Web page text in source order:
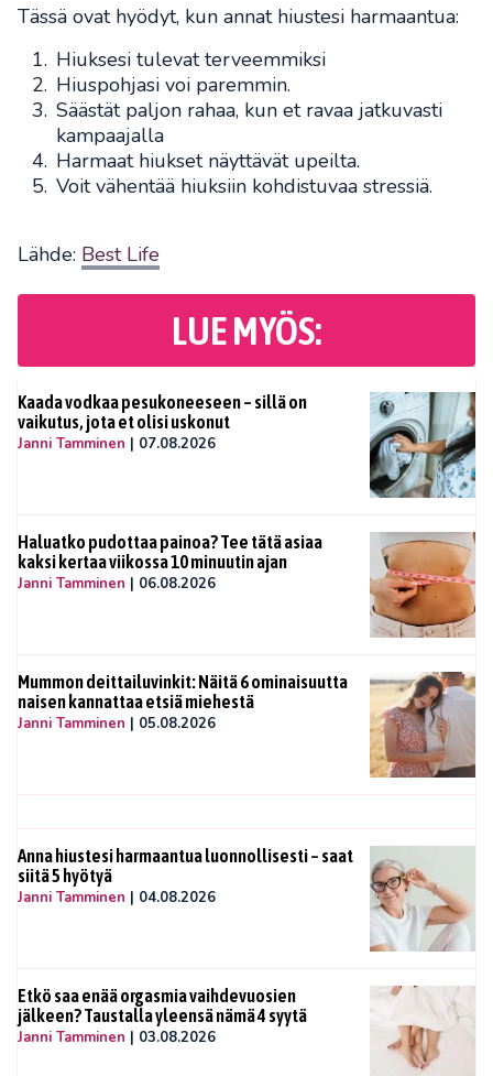
Tässä ovat hyödyt, kun annat hiustesi harmaantua:
Hiuksesi tulevat terveemmiksi
Hiuspohjasi voi paremmin.
Säästät paljon rahaa, kun et ravaa jatkuvasti
kampaajalla
Harmaat hiukset näyttävät upeilta.
Voit vähentää hiuksiin kohdistuvaa stressiä.
Lähde: Best Life
LUE MYÖS:
Kaada vodkaa pesukoneeseen – sillä on
vaikutus, jota et olisi uskonut
Janni Tamminen | 07.08.2026
Haluatko pudottaa painoa? Tee tätä asiaa
kaksi kertaa viikossa 10 minuutin ajan
Janni Tamminen | 06.08.2026
Mummon deittailuvinkit: Näitä 6 ominaisuutta
naisen kannattaa etsiä miehestä
Janni Tamminen | 05.08.2026
Anna hiustesi harmaantua luonnollisesti – saat
siitä 5 hyötyä
Janni Tamminen | 04.08.2026
Etkö saa enää orgasmia vaihdevuosien
jälkeen? Taustalla yleensä nämä 4 syytä
Janni Tamminen | 03.08.2026